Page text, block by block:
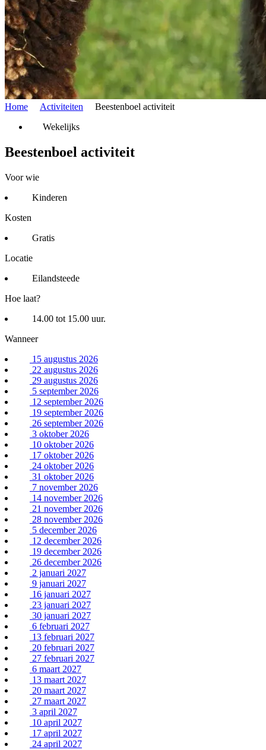
Home Activiteiten
Beestenboel activiteit
Wekelijks
Beestenboel activiteit
Voor wie
Kinderen
Kosten
Gratis
Locatie
Eilandsteede
Hoe laat?
14.00 tot 15.00 uur.
Wanneer
15 augustus 2026
22 augustus 2026
29 augustus 2026
5 september 2026
12 september 2026
19 september 2026
26 september 2026
3 oktober 2026
10 oktober 2026
17 oktober 2026
24 oktober 2026
31 oktober 2026
7 november 2026
14 november 2026
21 november 2026
28 november 2026
5 december 2026
12 december 2026
19 december 2026
26 december 2026
2 januari 2027
9 januari 2027
16 januari 2027
23 januari 2027
30 januari 2027
6 februari 2027
13 februari 2027
20 februari 2027
27 februari 2027
6 maart 2027
13 maart 2027
20 maart 2027
27 maart 2027
3 april 2027
10 april 2027
17 april 2027
24 april 2027